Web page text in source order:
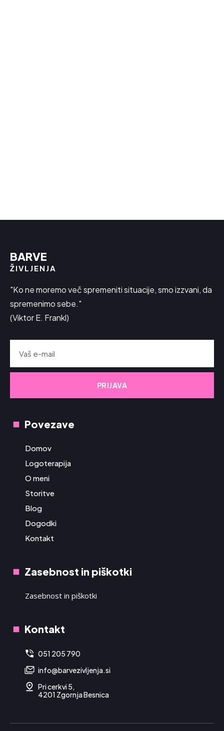
BARVE
ŽIVLJENJA
"Ko ne moremo več spremeniti situacije, smo izzvani, da
spremenimo sebe."
(Viktor E. Frankl)
PRIJAVA
Povezave
Domov
Logoterapija
O meni
Storitve
Blog
Dogodki
Kontakt
Zasebnost in piškotki
Zasebnost in piškotki
Kontakt
051 205 790
info@barvezivljenja.si
Pri cerkvi 5,
4201 Zgornja Besnica